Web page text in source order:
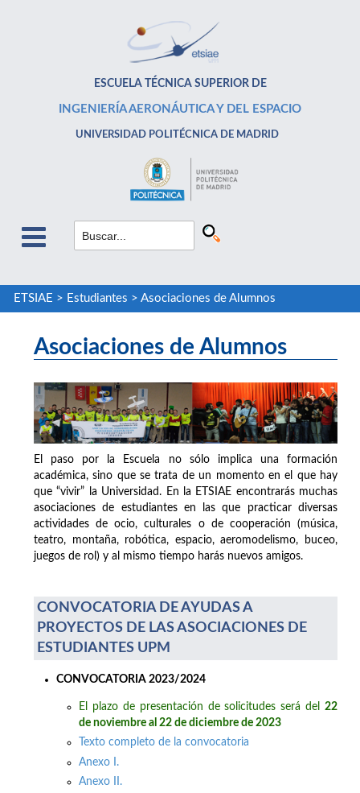
ESCUELA TÉCNICA SUPERIOR DE
INGENIERÍA AERONÁUTICA Y DEL ESPACIO
UNIVERSIDAD POLITÉCNICA DE MADRID
ETSIAE > Estudiantes > Asociaciones de Alumnos
Asociaciones de Alumnos
El paso por la Escuela no sólo implica una formación
académica, sino que se trata de un momento en el que hay
que “vivir” la Universidad. En la ETSIAE encontrarás muchas
asociaciones de estudiantes en las que practicar diversas
actividades de ocio, culturales o de cooperación (música,
teatro, montaña, robótica, espacio, aeromodelismo, buceo,
juegos de rol) y al mismo tiempo harás nuevos amigos.
CONVOCATORIA DE AYUDAS A
PROYECTOS DE LAS ASOCIACIONES DE
ESTUDIANTES UPM
CONVOCATORIA 2023/2024
El plazo de presentación de solicitudes será del 22
de noviembre al 22 de diciembre de 2023
Texto completo de la convocatoria
Anexo I.
Anexo II.